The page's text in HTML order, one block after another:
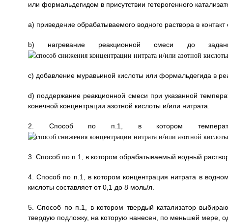
или формальдегидом в присутствии гетерогенного
а) приведение обрабатываемого водного раствора в
b) нагревание реакционной смеси до
с) добавление муравьиной кислоты или формальдегида в
d) поддержание реакционной смеси при указанной
конечной концентрации азотной кислоты и/или нитрата.
2. Способ по п.1, в котором
3. Способ по п.1, в котором обрабатываемый водный
4. Способ по п.1, в котором концентрация нитрата в
кислоты составляет от 0,1 до 8 моль/л.
5. Способ по п.1, в котором твердый катализатор
твердую подложку, на которую нанесен, по меньшей мере,